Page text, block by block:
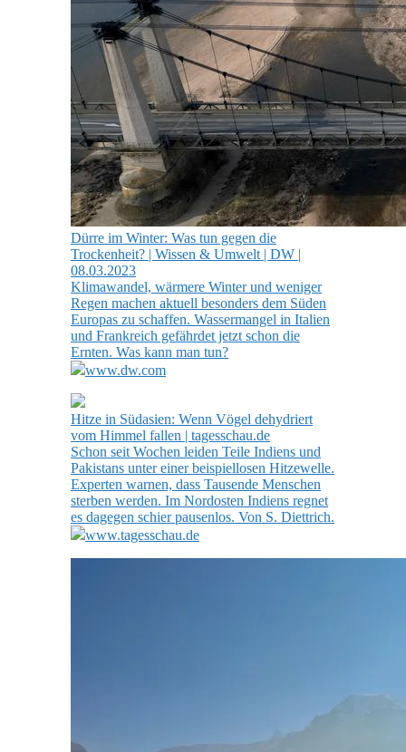
Dürre im Winter: Was tun gegen die
Trockenheit? | Wissen & Umwelt | DW |
08.03.2023
Klimawandel, wärmere Winter und weniger
Regen machen aktuell besonders dem Süden
Europas zu schaffen. Wassermangel in Italien
und Frankreich gefährdet jetzt schon die
Ernten. Was kann man tun?
www.dw.com
Hitze in Südasien: Wenn Vögel dehydriert
vom Himmel fallen | tagesschau.de
Schon seit Wochen leiden Teile Indiens und
Pakistans unter einer beispiellosen Hitzewelle.
Experten warnen, dass Tausende Menschen
sterben werden. Im Nordosten Indiens regnet
es dagegen schier pausenlos. Von S. Diettrich.
www.tagesschau.de